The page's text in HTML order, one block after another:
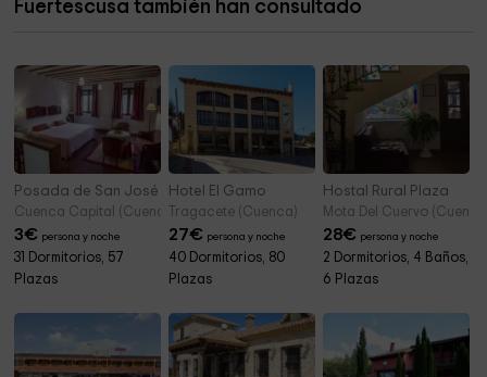
Fuertescusa también han consultado
Posada de San José
Cuenca Capital (Cuenca)
3€ persona y noche
31 Dormitorios, 57
Plazas
Hotel El Gamo
Tragacete (Cuenca)
27€ persona y noche
40 Dormitorios, 80
Plazas
Hostal Rural Plaza
Mota Del Cuervo
28€ persona y noche
2 Dormitorios, 4 Baños,
6 Plazas